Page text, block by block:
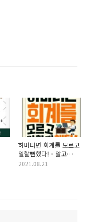
하마터면 회계를 모르고
일할뻔했다! - 알고
일하게 해주는 책
2021.08.21